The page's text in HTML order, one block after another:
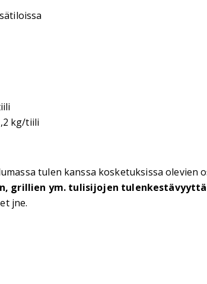
kg/tiili
tulen kanssa kosketuksissa olevien
grillien ym. tulisijojen
jne.